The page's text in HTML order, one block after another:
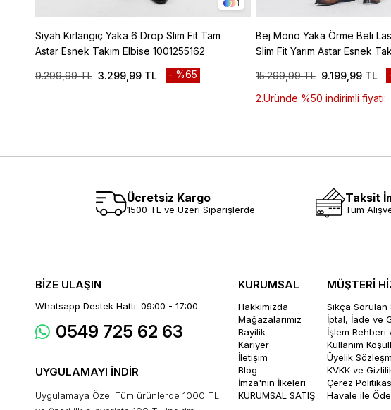
1
Siyah Kırlangıç Yaka 6 Drop Slim Fit Tam
Astar Esnek Takım Elbise 1001255162
3.299,99 TL
9.299,99 TL %65
Bej Mono Yaka Örme Beli
Slim Fit Yarım Astar Esnek
9.199,99 TL
15.299,99 TL
2.Üründe %50 indirimli fiyatı:
Ücretsiz Kargo
1500 TL ve Üzeri Siparişlerde
Taksit
Tüm
BİZE ULAŞIN
Whatsapp Destek Hattı: 09:00 - 17:00
0549 725 62 63
UYGULAMAYI İNDİR
Uygulamaya Özel Tüm ürünlerde 1000 TL
KURUMSAL
Hakkımızda
Mağazalarımız
Bayilik
Kariyer
İletişim
Blog
İmza'nın İlkeleri
KURUMSAL SATIŞ
MÜŞTERİ
Sıkça
İptal, İade ve
İşlem Rehberi
Kullanım
Üyelik
KVKK ve
Çerez
Havale ile